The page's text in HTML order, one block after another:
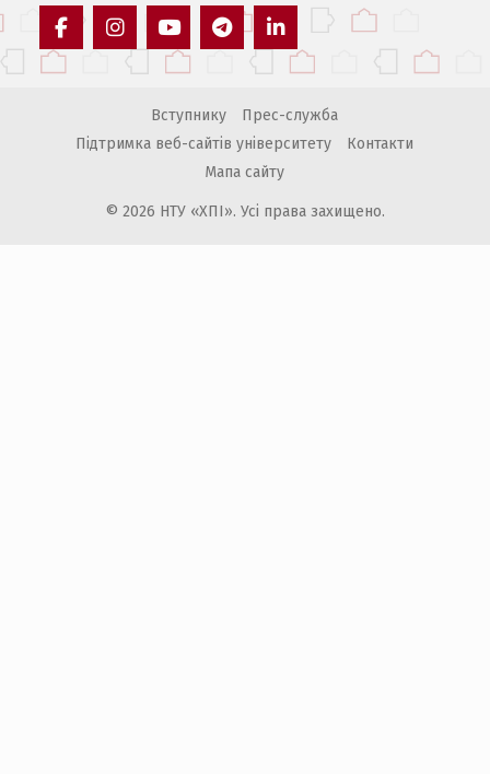
facebook instagramyoutube telegram linkedin
Вступнику
Прес-служба
Підтримка веб-сайтів університету
Контакти
Мапа сайту
© 2026 НТУ «ХПІ». Усі права захищено.